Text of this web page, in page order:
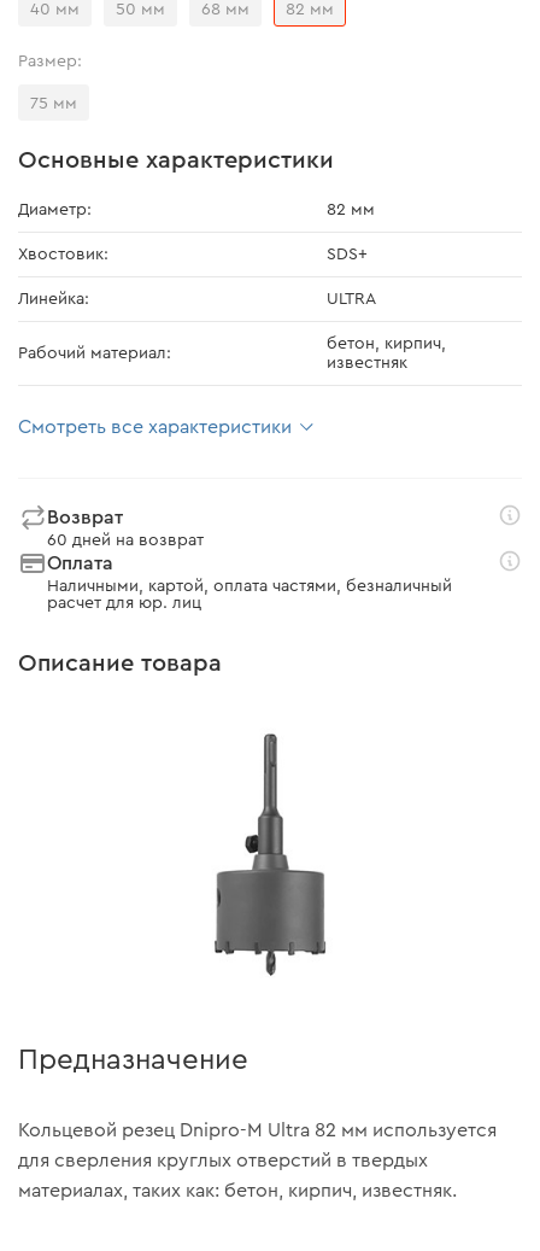
40 мм 50 мм 68 мм 82 мм
Размер:
75 мм
Основные характеристики
Диаметр: 82 мм
Хвостовик: SDS+
Линейка: ULTRA
Рабочий материал:
бетон, кирпич,
известняк
Смотреть все характеристики
Возврат
60 дней на возврат
Оплата
Наличными, картой, оплата частями, безналичный
расчет для юр. лиц
Описание товара
Предназначение
Кольцевой резец Dnipro-M Ultra 82 мм используется
для сверления круглых отверстий в твердых
материалах, таких как: бетон, кирпич, известняк.